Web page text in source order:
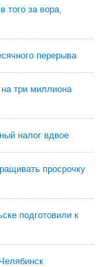
того за вора,
перерыва
три миллиона
налог вдвое
просрочку
подготовили к